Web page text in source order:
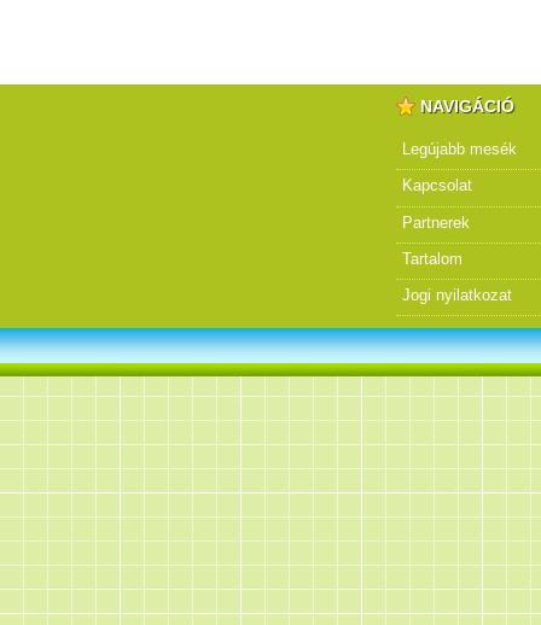
NAVIGÁCIÓ
Legújabb mesék
Kapcsolat
Partnerek
Tartalom
Jogi nyilatkozat